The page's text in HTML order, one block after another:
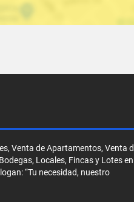
Venta de Apartamentos, Venta
Locales, Fincas y Lotes en
“Tu necesidad, nuestro